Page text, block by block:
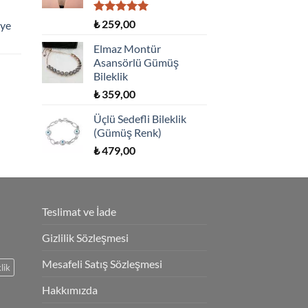
5 üzerinden
oy
aldı
₺259,00
Elmaz Montür
Asansörlü Gümüş
Bileklik
₺359,00
Üçlü Sedefli Bileklik
(Gümüş Renk)
₺479,00
Teslimat ve İade
Gizlilik Sözleşmesi
Mesafeli Satış Sözleşmesi
Hakkımızda